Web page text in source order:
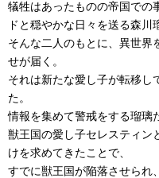
犠牲はあったものの帝国での
ドと穏やかな日々を送る森川
そんな二人のもとに、異世界
せが届く。
それは新たな愛し子が転移し
た。
情報を集めて警戒をする瑠璃
獣王国の愛し子セレスティン
けを求めてきたことで、
すでに獣王国が陥落させられ